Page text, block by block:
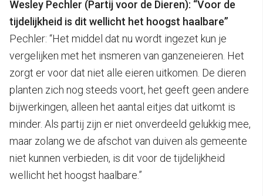
Wesley Pechler (Partij voor de Dieren): “Voor de
tijdelijkheid is dit wellicht het hoogst haalbare”
Pechler: “Het middel dat nu wordt ingezet kun je
vergelijken met het insmeren van ganzeneieren. Het
zorgt er voor dat niet alle eieren uitkomen. De dieren
planten zich nog steeds voort, het geeft geen andere
bijwerkingen, alleen het aantal eitjes dat uitkomt is
minder. Als partij zijn er niet onverdeeld gelukkig mee,
maar zolang we de afschot van duiven als gemeente
niet kunnen verbieden, is dit voor de tijdelijkheid
wellicht het hoogst haalbare.”